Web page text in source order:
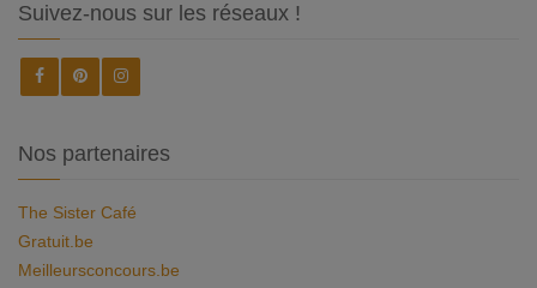
Suivez-nous sur les réseaux !
Nos partenaires
The Sister Café
Gratuit.be
Meilleursconcours.be